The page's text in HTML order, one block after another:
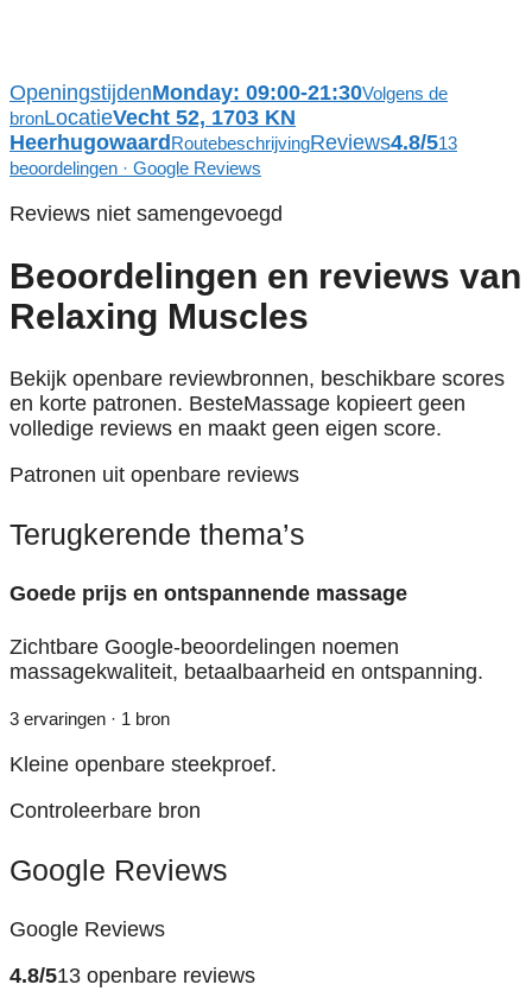
OpeningstijdenMonday: 09:00-21:30Volgens de
bronLocatieVecht 52, 1703 KN
Heerhugowaard RoutebeschrijvingReviews4.8/513
beoordelingen · Google Reviews
Reviews niet samengevoegd
Beoordelingen en reviews van
Relaxing Muscles
Bekijk openbare reviewbronnen, beschikbare scores
en korte patronen. BesteMassage kopieert geen
volledige reviews en maakt geen eigen score.
Patronen uit openbare reviews
Terugkerende thema’s
Goede prijs en ontspannende massage
Zichtbare Google-beoordelingen noemen
massagekwaliteit, betaalbaarheid en ontspanning.
3 ervaringen · 1 bron
Kleine openbare steekproef.
Controleerbare bron
Google Reviews
Google Reviews
4.8/513 openbare reviews